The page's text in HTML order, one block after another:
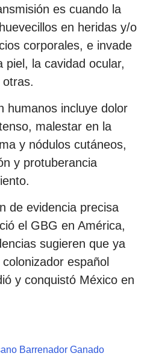
es cuando la
en heridas y/o
corporales, e invade
piel, la cavidad ocular,
humanos incluye dolor
malestar en la
y nódulos cutáneos,
y protuberancia
de evidencia precisa
el GBG en América,
sugieren que ya
español
y conquistó México en
Barrenador Ganado